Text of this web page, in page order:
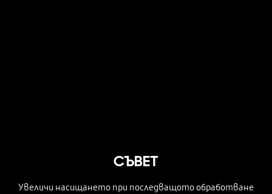
СЪВЕТ
Увеличи насищането при последващото обработване